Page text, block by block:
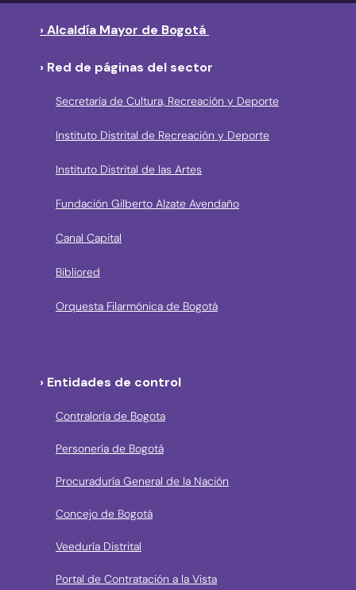
› Alcaldía Mayor de Bogotá
› Red de páginas del sector
Secretaría de Cultura, Recreación y Deporte
Instituto Distrital de Recreación y Deporte
Instituto Distrital de las Artes
Fundación Gilberto Alzate Avendaño
Canal Capital
Bibliored
Orquesta Filarmónica de Bogotá
› Entidades de control
Contraloría de Bogota
Personería de Bogotá
Procuraduría General de la Nación
Concejo de Bogotá
Veeduría Distrital
Portal de Contratación a la Vista